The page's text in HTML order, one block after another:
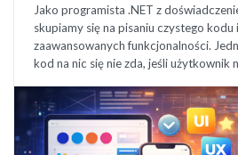
Jako programista .NET z
skupiamy się na pisaniu czystego
zaawansowanych funkcjonalności.
kod na nic się nie zda, jeśli użytkownik